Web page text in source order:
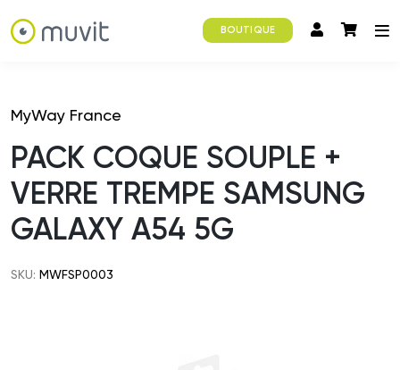
BOUTIQUE
MyWay France
PACK COQUE SOUPLE +
VERRE TREMPE SAMSUNG
GALAXY A54 5G
SKU: MWFSP0003